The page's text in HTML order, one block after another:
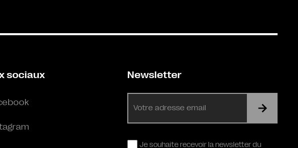
sociaux Newsletter
mail
RGPDJe souhaite recevoir la newsletter du